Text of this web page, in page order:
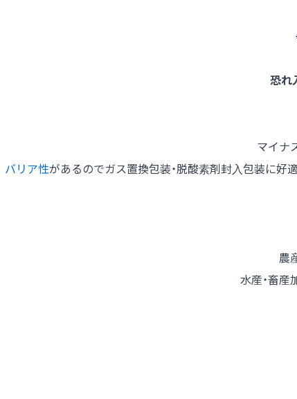
恐れ
マイナ
バリア性があるのでガス置換包装・脱酸素剤封入包装に好
農
水産・畜産